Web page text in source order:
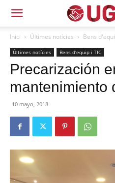
Inici Últimes notícies Bens
Últimes notícies Bens d'equip i TIC
Precarización
mantenimiento
10 mayo, 2018